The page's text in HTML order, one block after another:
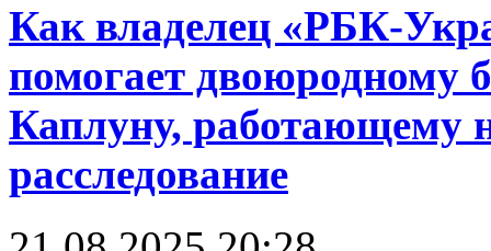
Как владелец «РБК-
помогает двоюродному
Каплуну, работающему
расследование